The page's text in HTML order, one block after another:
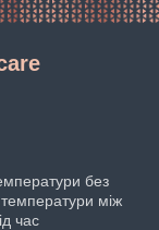
без
температури між
час